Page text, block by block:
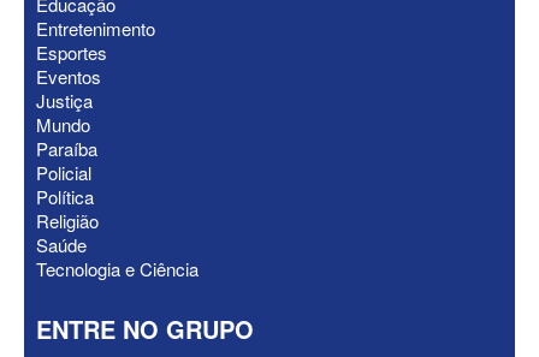
ELEIÇÕES 2026 - Nabor Vanderley
pede primeiro voto em João Azevêdo e
oficializa Daniella Ribeiro como
suplente
Entretenimento
Esportes
Eventos
Justiça
Mundo
Paraíba
Policial
Política
Religião
Saúde
Tecnologia e Ciência
ENTRE NO GRUPO